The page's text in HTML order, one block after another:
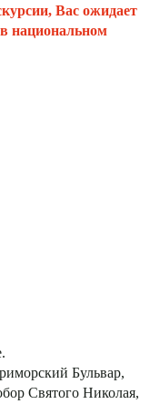
Вас ожидает
национальном
Бульвар,
Святого Николая,